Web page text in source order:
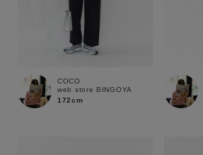
通常商品
セール価格
在庫
在庫あり
COCO
web store BINGOYA
172cm